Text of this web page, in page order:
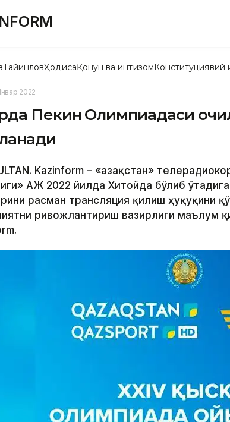
ТайинловҲодисаҚонун ва интизомКонституциявий
2022
Пекин Олимпиадаси
Kazinform – «Қазақстан»
АЖ 2022 йилда Хитойда бўлиб
расман трансляция қилиш ҳуқуқини
ривожлантириш вазирлиги маълум